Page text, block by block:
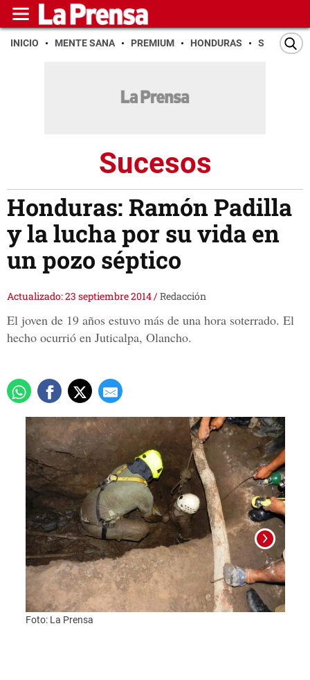
INICIO MENTE SANA PREMIUM HONDURAS SAN PEDRO
Sucesos
Honduras: Ramón Padilla
y la lucha por su vida en
un pozo séptico
Actualizado: 23 septiembre 2014/Redacción
El joven de 19 años estuvo más de una hora soterrado. El
hecho ocurrió en Juticalpa, Olancho.
Foto: La Prensa